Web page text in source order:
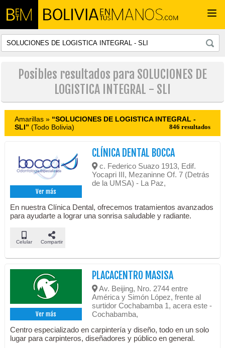
Posibles resultados para SOLUCIONES DE
LOGISTICA INTEGRAL - SLI
Amarillas » “SOLUCIONES DE LOGISTICA INTEGRAL -
SLI” (Todo Bolivia) 846 resultados
Ver más
CLÍNICA DENTAL BOCCA
c. Federico Suazo 1913, Edif.
Yocapri III, Mezaninne Of. 7 (Detrás
de la UMSA) - La Paz,
En nuestra Clínica Dental, ofrecemos tratamientos avanzados
para ayudarte a lograr una sonrisa saludable y radiante.
Celular Compartir
Ver más
PLACACENTRO MASISA
Av. Beijing, Nro. 2744 entre
América y Simón López, frente al
surtidor Cochabamba 1, acera este -
Cochabamba,
Centro especializado en carpintería y diseño, todo en un solo
lugar para carpinteros, diseñadores y público en general.